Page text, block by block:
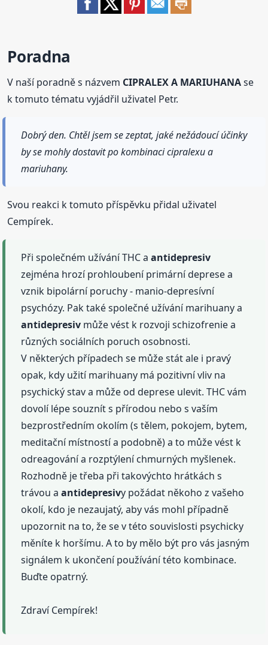
Poradna
V naší poradně s názvem CIPRALEX A MARIUHANAse
k tomuto tématu vyjádřil uživatel Petr.
Dobrý den. Chtěl jsem se zeptat, jaké nežádoucí účinky
by se mohly dostavit po kombinaci cipralexu a
mariuhany.
Svou reakci k tomuto příspěvku přidal uživatel
Cempírek.
Při společném užívání THC aantidepresiv
zejména hrozí prohloubení primární deprese a
vznik bipolární poruchy - manio-depresívní
psychózy. Pak také společné užívání marihuany a
antidepresiv může vést k rozvoji schizofrenie a
různých sociálních poruch osobnosti.
V některých případech se může stát ale i pravý
opak, kdy užití marihuany má pozitivní vliv na
psychický stav a může od deprese ulevit. THC vám
dovolí lépe souznít s přírodou nebo s vaším
bezprostředním okolím (s tělem, pokojem, bytem,
meditační místností a podobně) a to může vést k
odreagování a rozptýlení chmurných myšlenek.
Rozhodně je třeba při takovýchto hrátkách s
trávou aantidepresivy požádat někoho z vašeho
okolí, kdo je nezaujatý, aby vás mohl případně
upozornit na to, že se v této souvislosti psychicky
měníte k horšímu. A to by mělo být pro vás jasným
signálem k ukončení používání této kombinace.
Buďte opatrný.
Zdraví Cempírek!